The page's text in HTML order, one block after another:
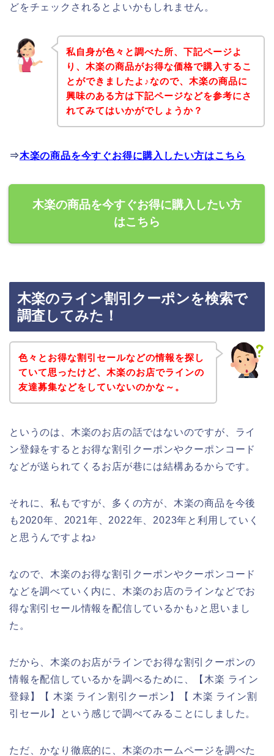
どをチェックされるとよいかもしれません。
私自身が色々と調べた所、下記ページよ
り、木楽の商品がお得な価格で購入するこ
とができましたよ♪なので、木楽の商品に
興味のある方は下記ページなどを参考にさ
れてみてはいかがでしょうか？
⇒木楽の商品を今すぐお得に購入したい方はこちら
木楽の商品を今すぐお得に購入したい方
はこちら
木楽のライン割引クーポンを検索で
調査してみた！
色々とお得な割引セールなどの情報を探し
ていて思ったけど、木楽のお店でラインの
友達募集などをしていないのかな～。
というのは、木楽のお店の話ではないのですが、ライ
ン登録をするとお得な割引クーポンやクーポンコード
などが送られてくるお店が巷には結構あるからです。
それに、私もですが、多くの方が、木楽の商品を今後
も2020年、2021年、2022年、2023年と利用していく
と思うんですよね♪
なので、木楽のお得な割引クーポンやクーポンコード
などを調べていく内に、木楽のお店のラインなどでお
得な割引セール情報を配信しているかも♪と思いまし
た。
だから、木楽のお店がラインでお得な割引クーポンの
情報を配信しているかを調べるために、【木楽 ライン
登録】【 木楽 ライン割引クーポン】【 木楽 ライン割
引セール】という感じで調べてみることにしました。
ただ、かなり徹底的に、木楽のホームページを調べた